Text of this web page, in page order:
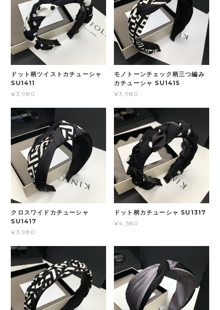
ドット柄ツイストカチューシャ
SU1411
¥3,980
モノトーンチェック柄三つ編み
カチューシャ SU1415
¥3,980
クロスワイドカチューシャ
SU1417
¥3,980
ドット柄カチューシャ SU1317
¥4,580